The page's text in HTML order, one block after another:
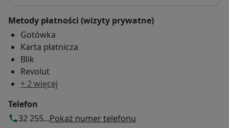
Metody płatności (wizyty prywatne)
Gotówka
Karta płatnicza
Blik
Revolut
+ 2 więcej
Telefon
32 255...Pokaż numer telefonu